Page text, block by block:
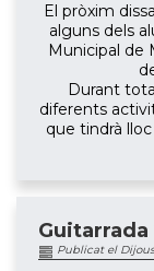
El pròxim
alguns dels
Municipal de
Durant
diferents
que tindrà
Guitarrada
Publicat el